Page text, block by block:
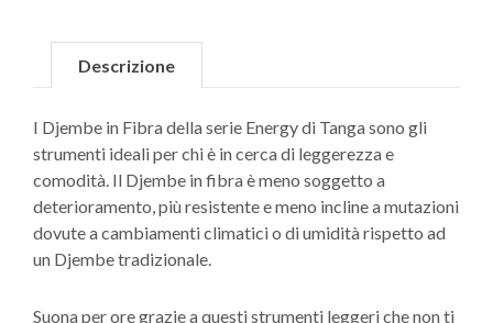
Descrizione
I Djembe in Fibra della serie Energy di Tanga sono gli
strumenti ideali per chi è in cerca di leggerezza e
comodità. Il Djembe in fibra è meno soggetto a
deterioramento, più resistente e meno incline a mutazioni
dovute a cambiamenti climatici o di umidità rispetto ad
un Djembe tradizionale.
Suona per ore grazie a questi strumenti leggeri che non ti